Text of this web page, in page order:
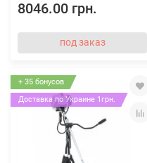
8046.00 грн.
под заказ
+ 35 бонусов
Доставка по Украине 1грн.